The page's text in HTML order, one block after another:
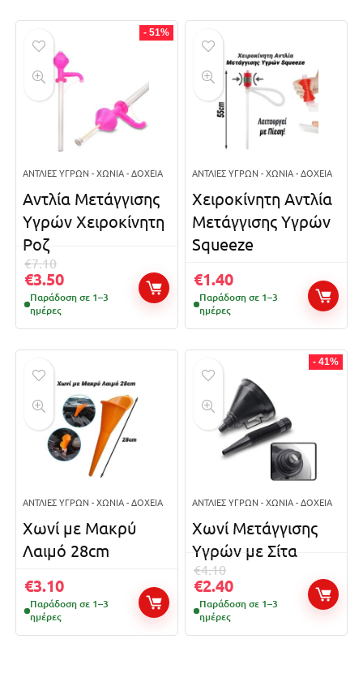
- 51%
ΑΝΤΛΊΕΣ ΥΓΡΏΝ - ΧΩΝΙΆ - ΔΟΧΕΊΑ
Αντλία Μετάγγισης
Υγρών Χειροκίνητη
Ροζ
€7.10
€3.50
Παράδοση σε 1–3
ημέρες
ΑΝΤΛΊΕΣ ΥΓΡΏΝ - ΧΩΝΙΆ - ΔΟΧΕΊΑ
Χειροκίνητη Αντλία
Μετάγγισης Υγρών
Squeeze
€1.40
Παράδοση σε 1–3
ημέρες
ΑΝΤΛΊΕΣ ΥΓΡΏΝ - ΧΩΝΙΆ - ΔΟΧΕΊΑ
Χωνί με Μακρύ
Λαιμό 28cm
€3.10
Παράδοση σε 1–3
ημέρες
- 41%
ΑΝΤΛΊΕΣ ΥΓΡΏΝ - ΧΩΝΙΆ - ΔΟΧΕΊΑ
Χωνί Μετάγγισης
Υγρών με Σίτα
€4.10
€2.40
Παράδοση σε 1–3
ημέρες